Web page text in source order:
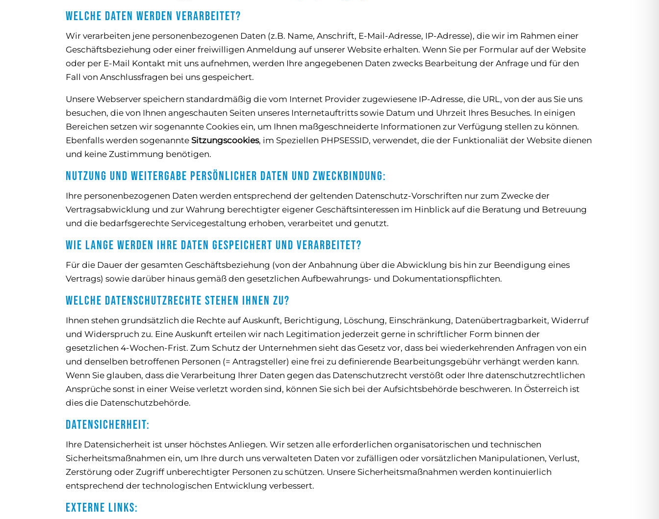
Welche Daten werden verarbeitet?
Wir verarbeiten jene personenbezogenen Daten (z.B. Name, Anschrift, E-Mail-Adresse, IP-Adresse), die wir im Rahmen einer
Geschäftsbeziehung oder einer freiwilligen Anmeldung auf unserer Website erhalten. Wenn Sie per Formular auf der Website
oder per E-Mail Kontakt mit uns aufnehmen, werden Ihre angegebenen Daten zwecks Bearbeitung der Anfrage und für den
Fall von Anschlussfragen bei uns gespeichert.
Unsere Webserver speichern standardmäßig die vom Internet Provider zugewiesene IP-Adresse, die URL, von der aus Sie uns
besuchen, die von Ihnen angeschauten Seiten unseres Internetauftritts sowie Datum und Uhrzeit Ihres Besuches. In einigen
Bereichen setzen wir sogenannte Cookies ein, um Ihnen maßgeschneiderte Informationen zur Verfügung stellen zu können.
Ebenfalls werden sogenannte Sitzungscookies, im Speziellen PHPSESSID, verwendet, die der Funktionaliät der Website dienen
und keine Zustimmung benötigen.
Nutzung und Weitergabe persönlicher Daten und Zweckbindung:
Ihre personenbezogenen Daten werden entsprechend der geltenden Datenschutz-Vorschriften nur zum Zwecke der
Vertragsabwicklung und zur Wahrung berechtigter eigener Geschäftsinteressen im Hinblick auf die Beratung und Betreuung
und die bedarfsgerechte Servicegestaltung erhoben, verarbeitet und genutzt.
Wie lange werden Ihre Daten gespeichert und verarbeitet?
Für die Dauer der gesamten Geschäftsbeziehung (von der Anbahnung über die Abwicklung bis hin zur Beendigung eines
Vertrags) sowie darüber hinaus gemäß den gesetzlichen Aufbewahrungs- und Dokumentationspflichten.
Welche Datenschutzrechte stehen Ihnen zu?
Ihnen stehen grundsätzlich die Rechte auf Auskunft, Berichtigung, Löschung, Einschränkung, Datenübertragbarkeit, Widerruf
und Widerspruch zu. Eine Auskunft erteilen wir nach Legitimation jederzeit gerne in schriftlicher Form binnen der
gesetzlichen 4-Wochen-Frist. Zum Schutz der Unternehmen sieht das Gesetz vor, dass bei wiederkehrenden Anfragen von ein
und denselben betroffenen Personen (= Antragsteller) eine frei zu definierende Bearbeitungsgebühr verhängt werden kann.
Wenn Sie glauben, dass die Verarbeitung Ihrer Daten gegen das Datenschutzrecht verstößt oder Ihre datenschutzrechtlichen
Ansprüche sonst in einer Weise verletzt worden sind, können Sie sich bei der Aufsichtsbehörde beschweren. In Österreich ist
dies die Datenschutzbehörde.
Datensicherheit:
Ihre Datensicherheit ist unser höchstes Anliegen. Wir setzen alle erforderlichen organisatorischen und technischen
Sicherheitsmaßnahmen ein, um Ihre durch uns verwalteten Daten vor zufälligen oder vorsätzlichen Manipulationen, Verlust,
Zerstörung oder Zugriff unberechtigter Personen zu schützen. Unsere Sicherheitsmaßnahmen werden kontinuierlich
entsprechend der technologischen Entwicklung verbessert.
Externe Links: